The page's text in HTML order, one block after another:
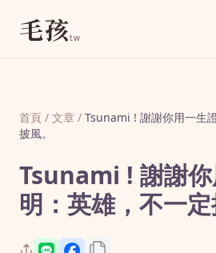
毛孩tw
首頁 / 文章 / Tsunami ! 謝謝你用一生
披風。
Tsunami ! 謝謝
明：英雄，不一定